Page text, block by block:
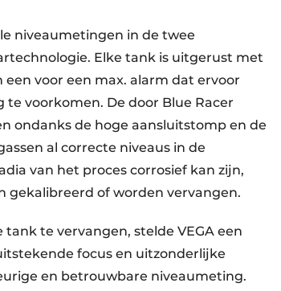
niveaumetingen in de twee
Elke tank is uitgerust met
voor een max. alarm dat ervoor
voorkomen. De door Blue Racer
ondanks de hoge aansluitstomp en de
al correcte niveaus in de
van het proces corrosief kan zijn,
gekalibreerd of worden vervangen.
te vervangen, stelde VEGA een
focus en uitzonderlijke
en betrouwbare niveaumeting.